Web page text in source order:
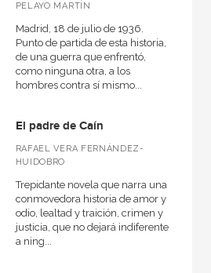
PELAYO MARTÍN
Madrid, 18 de julio de 1936.
Punto de partida de esta historia,
de una guerra que enfrentó,
como ninguna otra, a los
hombres contra sí mismo...
El padre de Caín
RAFAEL VERA FERNÁNDEZ-
HUIDOBRO
Trepidante novela que narra una
conmovedora historia de amor y
odio, lealtad y traición, crimen y
justicia, que no dejará indiferente
a ning...